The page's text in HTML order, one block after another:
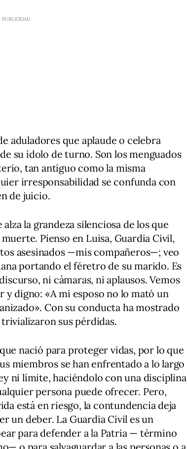
aduladores que aplaude o celebra
su ídolo de turno. Son los menguados
tan antiguo como la misma
irresponsabilidad se confunda con
de juicio.
la grandeza silenciosa de los que
Pienso en Luisa, Guardia Civil,
asesinados —mis compañeros—; veo
portando el féretro de su marido. Es
ni cámaras, ni aplausos. Vemos
y digno: «A mi esposo no lo mató un
Con su conducta ha mostrado
sus pérdidas.
nació para proteger vidas, por lo que
miembros se han enfrentado a lo largo
ni límite, haciéndolo con una disciplina
persona puede ofrecer. Pero,
está en riesgo, la contundencia deja
un deber. La Guardia Civil es un
para defender a la Patria — término